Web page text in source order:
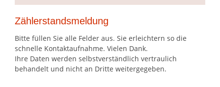
Zählerstandsmeldung
Bitte füllen Sie alle Felder aus. Sie erleichtern so die
schnelle Kontaktaufnahme. Vielen Dank.
Ihre Daten werden selbstverständlich vertraulich
behandelt und nicht an Dritte weitergegeben.